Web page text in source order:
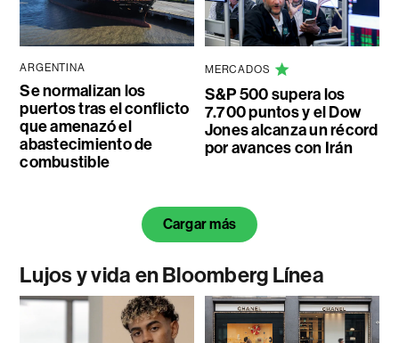
ARGENTINA
Se normalizan los
puertos tras el conflicto
que amenazó el
abastecimiento de
combustible
MERCADOS
S&P 500 supera los
7.700 puntos y el Dow
Jones alcanza un récord
por avances con Irán
Cargar más
Lujos y vida en Bloomberg Línea